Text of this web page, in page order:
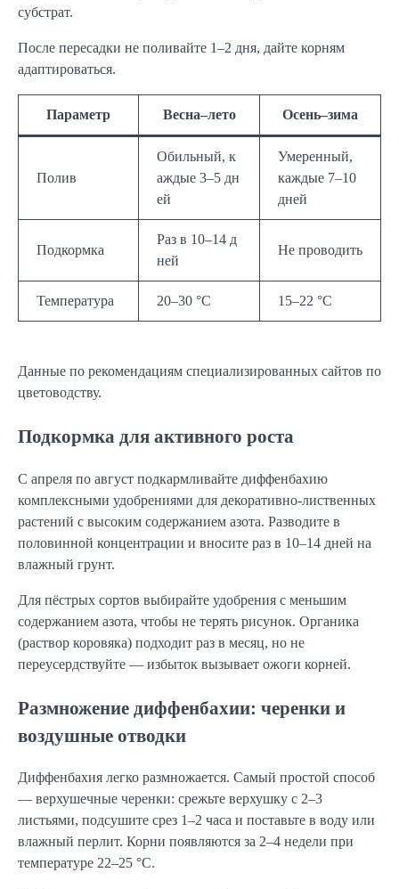
субстрат.
После пересадки не поливайте 1–2 дня, дайте корням
адаптироваться.
Параметр Весна–лето Осень–зима
Полив
Обильный, к
аждые 3–5 дн
ей
Умеренный,
каждые 7–10
дней
Подкормка
Раз в 10–14 д
ней
Не проводить
Температура 20–30 °C 15–22 °C
Данные по рекомендациям специализированных сайтов по
цветоводству.
Подкормка для активного роста
С апреля по август подкармливайте диффенбахию
комплексными удобрениями для декоративно-лиственных
растений с высоким содержанием азота. Разводите в
половинной концентрации и вносите раз в 10–14 дней на
влажный грунт.
Для пёстрых сортов выбирайте удобрения с меньшим
содержанием азота, чтобы не терять рисунок. Органика
(раствор коровяка) подходит раз в месяц, но не
переусердствуйте — избыток вызывает ожоги корней.
Размножение диффенбахии: черенки и
воздушные отводки
Диффенбахия легко размножается. Самый простой способ
— верхушечные черенки: срежьте верхушку с 2–3
листьями, подсушите срез 1–2 часа и поставьте в воду или
влажный перлит. Корни появляются за 2–4 недели при
температуре 22–25 °C.